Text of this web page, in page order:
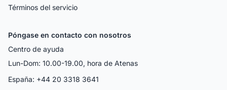
Términos del servicio
Póngase en contacto con nosotros
Centro de ayuda
Lun-Dom: 10.00-19.00, hora de Atenas
España: +44 20 3318 3641